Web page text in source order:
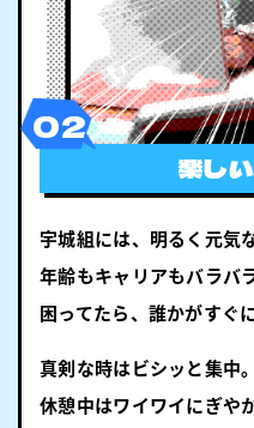
02
楽し
宇城組には、明るく元気
年齢もキャリアもバラバ
困ってたら、誰かがすぐ
真剣な時はビシッと集中。
休憩中はワイワイにぎや